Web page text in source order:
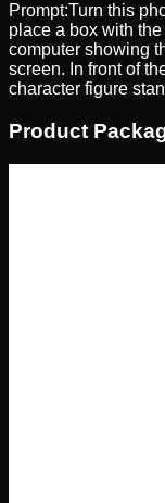
Prompt:Turn this
place a box with
computer showing
screen. In front of
character figure
Product